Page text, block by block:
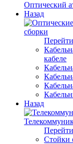
Оптический
Назад
сборки
кабеле
Назад
Стойки